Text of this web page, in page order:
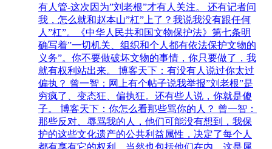
有人管-这次因为”刘老根”才有人关注。 还有记者问
我，怎么就和赵本山”杠”上了？我说我没有跟任何
人”杠”。《中华人民共和国文物保护法》第七条明
确写着”一切机关、组织和个人都有依法保护文物的
义务”。你不要做破坏文物的事情，你只要做了，我
就有权利站出来。 博客天下：有没有人说过你太过
偏执？ 曾一智：网上有个帖子说我举报”刘老根”是
穷疯了、变态狂、偏执狂。还有些人说，你就是傻
子。 博客天下：你怎么看那些骂你的人？ 曾一智：
那些反对、辱骂我的人，他们可能没有想到，我保
护的这些文化遗产的公共利益属性，决定了每个人
都有享有它的权利，当然也包括他们在内。这是属